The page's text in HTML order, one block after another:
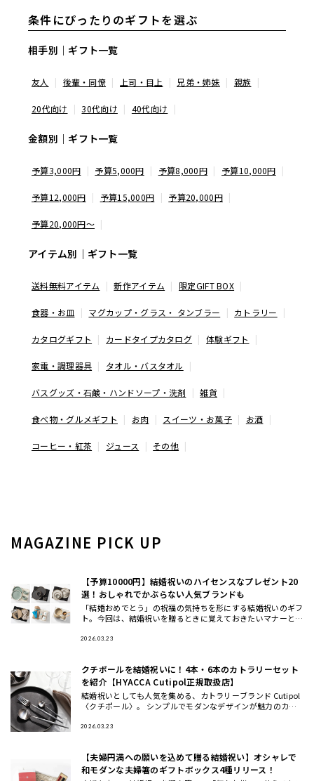
条件にぴったりのギフトを選ぶ
相手別｜ギフト一覧
友人 後輩・同僚 上司・目上 兄弟・姉妹 親族
20代向け 30代向け 40代向け
金額別｜ギフト一覧
予算3,000円 予算5,000円 予算8,000円 予算10,000円
予算12,000円 予算15,000円 予算20,000円
予算20,000円〜
アイテム別｜ギフト一覧
送料無料アイテム 新作アイテム 限定GIFT BOX
食器・お皿 マグカップ・グラス・ タンブラー カトラリー
カタログギフト カードタイプカタログ 体験ギフト
家電・調理器具 タオル・バスタオル
バスグッズ・石鹸・ハンドソープ・洗剤 雑貨
食べ物・グルメギフト お肉 スイーツ・お菓子 お酒
コーヒー・紅茶 ジュース その他
MAGAZINE PICK UP
【予算10000円】結婚祝いのハイセンスなプレゼント20
選！おしゃれでかぶらない人気ブランドも
「結婚おめでとう」の祝福の気持ちを形にする結婚祝いのギフ
ト。今回は、結婚祝いを贈るときに覚えておきたいマナーと、
すめのギフト
2026.03.23
クチポールを結婚祝いに！4本・6本のカトラリーセット
を紹介【HYACCA Cutipol正規取扱店】
結婚祝いとしても人気を集める、カトラリーブランド Cutipol
〈クチポール〉。 シンプルでモダンなデザインが魅力のカト
話
2026.03.23
【夫婦円満への願いを込めて贈る結婚祝い】オシャレで
和モダンな夫婦箸のギフトボックス4種リリース！